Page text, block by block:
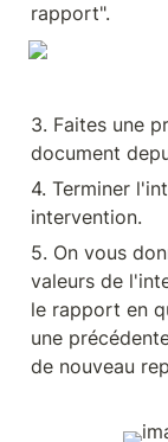
rapport".
3. Faites une
document
4. Terminer
intervention.
5. On vous
valeurs de
le rapport en
une
de nouveau